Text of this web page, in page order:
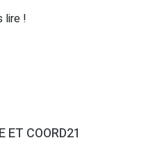
lire !
ET COORD21